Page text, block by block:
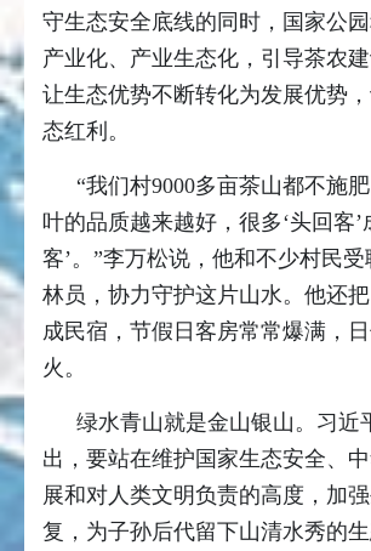
守生态安全底线的同时，国家公
产业化、产业生态化，引导茶农建
让生态优势不断转化为发展优势
态红利。
“我们村9000多亩茶山都不施
叶的品质越来越好，很多‘头回客’
客’。”李万松说，他和不少村民
林员，协力守护这片山水。他还
成民宿，节假日客房常常爆满，
火。
绿水青山就是金山银山。习近
出，要站在维护国家生态安全、
展和对人类文明负责的高度，加
复，为子孙后代留下山清水秀的生